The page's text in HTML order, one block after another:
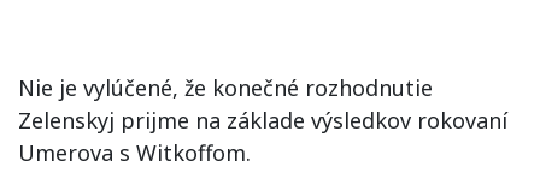
Nie je vylúčené, že konečné rozhodnutie
Zelenskyj prijme na základe výsledkov rokovaní
Umerova s Witkoffom.